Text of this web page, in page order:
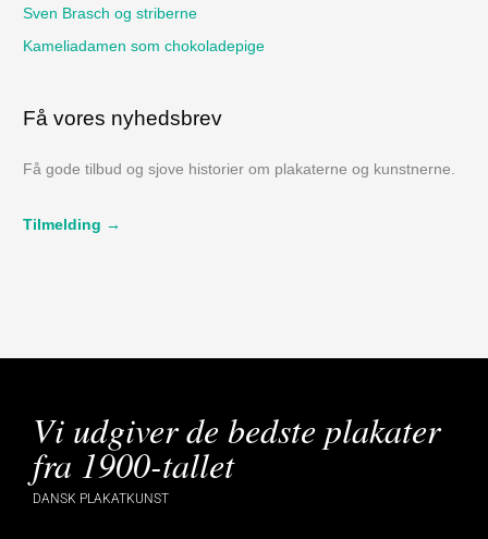
:Sven Brasch og striberne
Kameliadamen som chokoladepige
Få vores nyhedsbrev
Få gode tilbud og sjove historier om plakaterne og kunstnerne.
Tilmelding →
Vi udgiver de bedste plakater
fra 1900-tallet
DANSK PLAKATKUNST